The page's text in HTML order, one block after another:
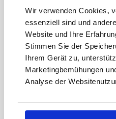
Wir verwenden Cookies,
essenziell sind und
Website und Ihre
Stimmen Sie der
Ihrem Gerät zu,
Marketingbemühungen
Analyse der
E-
Adresse*
anmelden